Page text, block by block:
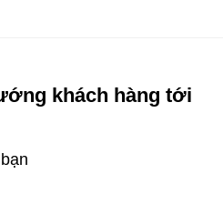
khách hàng tới